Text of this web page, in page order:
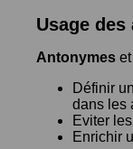
Usage
Antonymes et
Définir
dans les
Eviter
Enrichir